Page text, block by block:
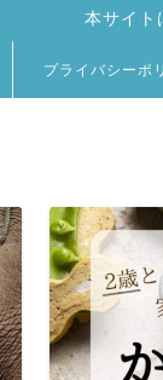
本サイト
プライバシーポ